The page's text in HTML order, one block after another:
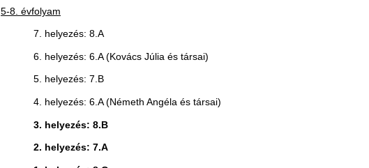
5-8. évfolyam
7. helyezés: 8.A
6. helyezés: 6.A (Kovács Júlia és társai)
5. helyezés: 7.B
4. helyezés: 6.A (Németh Angéla és társai)
3. helyezés: 8.B
2. helyezés: 7.A